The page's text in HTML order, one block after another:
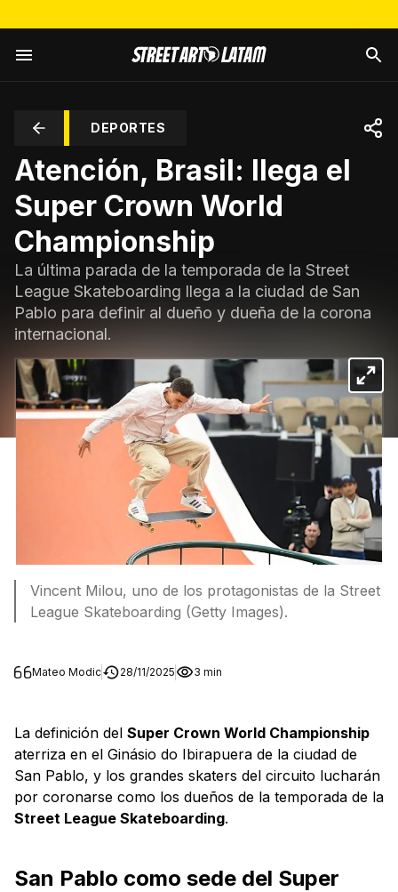
DEPORTES
Atención, Brasil: llega el
Super Crown World
Championship
La última parada de la temporada de la Street
League Skateboarding llega a la ciudad de San
Pablo para definir al dueño y dueña de la corona
internacional.
Vincent Milou, uno de los protagonistas de la Street
League Skateboarding (Getty Images).
Mateo Modic 28/11/2025 3 min
La definición del Super Crown World Championship
aterriza en el Ginásio do Ibirapuera de la ciudad de
San Pablo, y los grandes skaters del circuito lucharán
por coronarse como los dueños de la temporada de la
Street League Skateboarding.
San Pablo como sede del Super